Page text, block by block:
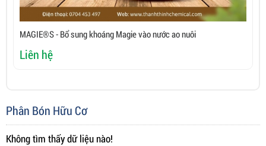
Phân Bón Hữu Cơ
Không tìm thấy dữ liệu nào!
MAGIE®S - Bổ sung khoáng Magie vào nước ao nuôi
Liên hệ